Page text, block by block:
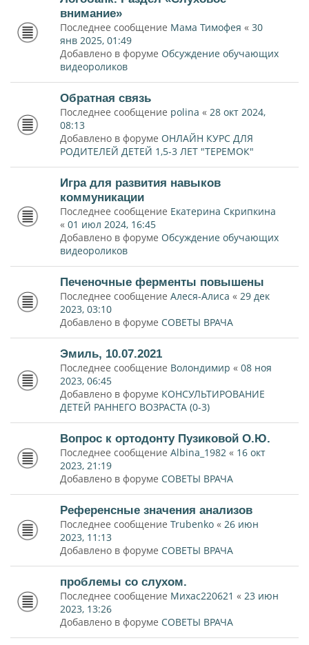
внимание»
Последнее сообщение Мама Тимофея « 30
янв 2025, 01:49
Добавлено в форуме Обсуждение обучающих
видеороликов
Обратная связь
Последнее сообщение polina « 28 окт 2024,
08:13
Добавлено в форуме ОНЛАЙН КУРС ДЛЯ
РОДИТЕЛЕЙ ДЕТЕЙ 1,5-3 ЛЕТ "ТЕРЕМОК"
Игра для развития навыков
коммуникации
Последнее сообщение Екатерина Скрипкина
« 01 июл 2024, 16:45
Добавлено в форуме Обсуждение обучающих
видеороликов
Печеночные ферменты повышены
Последнее сообщение Алеся-Алиса « 29 дек
2023, 03:10
Добавлено в форуме СОВЕТЫ ВРАЧА
Эмиль, 10.07.2021
Последнее сообщение Волондимир « 08 ноя
2023, 06:45
Добавлено в форуме КОНСУЛЬТИРОВАНИЕ
ДЕТЕЙ РАННЕГО ВОЗРАСТА (0-3)
Вопрос к ортодонту Пузиковой О.Ю.
Последнее сообщение Albina_1982 « 16 окт
2023, 21:19
Добавлено в форуме СОВЕТЫ ВРАЧА
Референсные значения анализов
Последнее сообщение Trubenko « 26 июн
2023, 11:13
Добавлено в форуме СОВЕТЫ ВРАЧА
проблемы со слухом.
Последнее сообщение Михас220621 « 23 июн
2023, 13:26
Добавлено в форуме СОВЕТЫ ВРАЧА